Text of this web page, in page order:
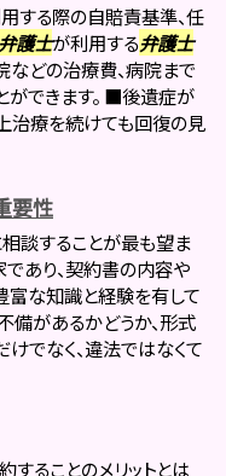
する際の自賠責基準、任
弁護士が利用する弁護士
などの治療費、病院まで
ができます。 ■後遺症が
治療を続けても回復の見
要性
談することが最も望ま
あり、契約書の内容や
富な知識と経験を有して
備があるかどうか、形式
でなく、違法ではなくて
することのメリットとは